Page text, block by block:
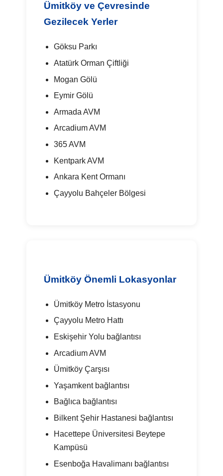
Ümitköy ve Çevresinde
Gezilecek Yerler
Göksu Parkı
Atatürk Orman Çiftliği
Mogan Gölü
Eymir Gölü
Armada AVM
Arcadium AVM
365 AVM
Kentpark AVM
Ankara Kent Ormanı
Çayyolu Bahçeler Bölgesi
Ümitköy Önemli Lokasyonlar
Ümitköy Metro İstasyonu
Çayyolu Metro Hattı
Eskişehir Yolu bağlantısı
Arcadium AVM
Ümitköy Çarşısı
Yaşamkent bağlantısı
Bağlıca bağlantısı
Bilkent Şehir Hastanesi bağlantısı
Hacettepe Üniversitesi Beytepe
Kampüsü
Esenboğa Havalimanı bağlantısı